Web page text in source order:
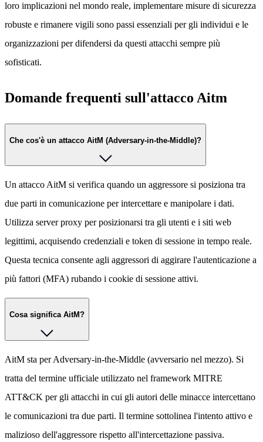
loro implicazioni nel mondo reale, implementare misure di sicurezza
robuste e rimanere vigili sono passi essenziali per gli individui e le
organizzazioni per difendersi da questi attacchi sempre più
sofisticati.
Domande frequenti sull'attacco Aitm
Che cos'è un attacco AitM (Adversary-in-the-Middle)?
Un attacco AitM si verifica quando un aggressore si posiziona tra
due parti in comunicazione per intercettare e manipolare i dati.
Utilizza server proxy per posizionarsi tra gli utenti e i siti web
legittimi, acquisendo credenziali e token di sessione in tempo reale.
Questa tecnica consente agli aggressori di aggirare l'autenticazione a
più fattori (MFA) rubando i cookie di sessione attivi.
Cosa significa AitM?
AitM sta per Adversary-in-the-Middle (avversario nel mezzo). Si
tratta del termine ufficiale utilizzato nel framework MITRE
ATT&CK per gli attacchi in cui gli autori delle minacce intercettano
le comunicazioni tra due parti. Il termine sottolinea l'intento attivo e
malizioso dell'aggressore rispetto all'intercettazione passiva.